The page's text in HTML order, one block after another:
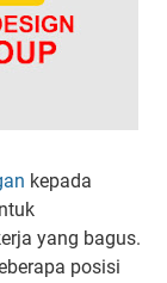
kepada
yang bagus.
posisi